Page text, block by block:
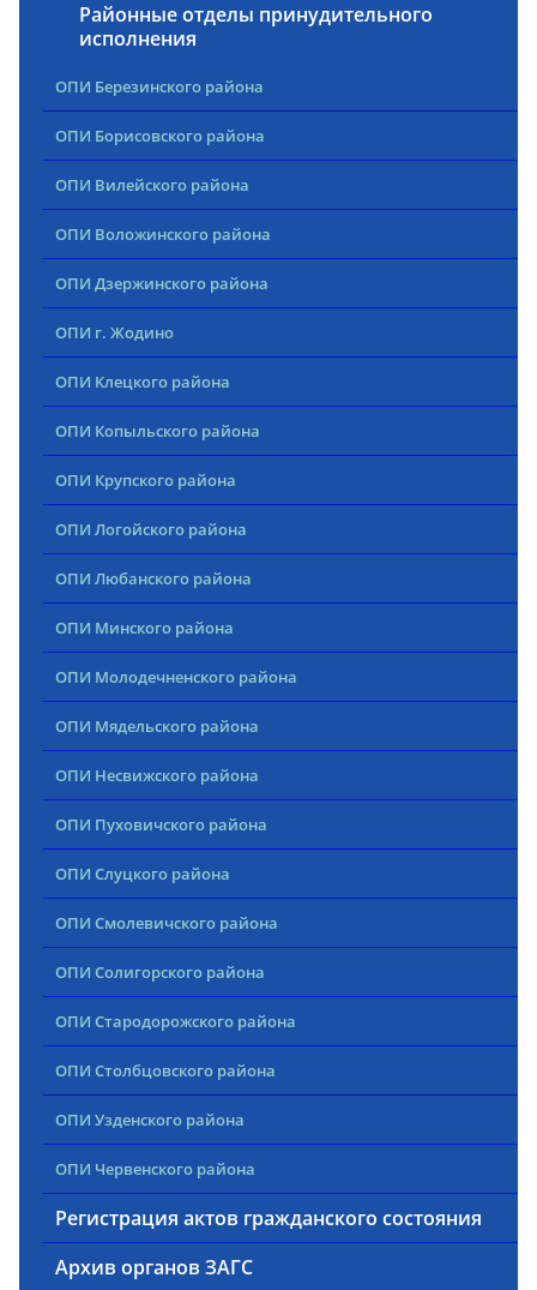
Районные отделы принудительного
исполнения
ОПИ Березинского района
ОПИ Борисовского района
ОПИ Вилейского района
ОПИ Воложинского района
ОПИ Дзержинского района
ОПИ г. Жодино
ОПИ Клецкого района
ОПИ Копыльского района
ОПИ Крупского района
ОПИ Логойского района
ОПИ Любанского района
ОПИ Минского района
ОПИ Молодечненского района
ОПИ Мядельского района
ОПИ Несвижского района
ОПИ Пуховичского района
ОПИ Слуцкого района
ОПИ Смолевичского района
ОПИ Солигорского района
ОПИ Стародорожского района
ОПИ Столбцовского района
ОПИ Узденского района
ОПИ Червенского района
Регистрация актов гражданского состояния
Архив органов ЗАГС